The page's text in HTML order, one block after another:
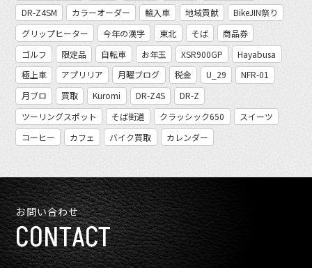
DR-Z4SM
カラーオーダー 輸入車 地域貢献
BikeJIN祭り
グリップヒーター
今年の漢字 東北 そば
商品券
ゴルフ
限定品 自転車 お年玉 XSR900GP
Hayabusa
極上車
アプリリア 月曜ブログ 税金 U_29
NFR-01
月ブロ
買取 Kuromi DR-Z4S
DR-Z
ツーリングスポット
そば街道 クラッシック650
スイーツ
コーヒー
カフェ バイク買取 カレンダー
お問い合わせ
CONTACT